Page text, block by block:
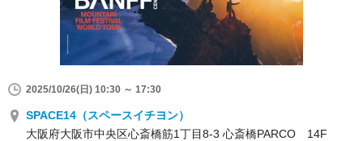
2025/10/26(日) 10:30 ～ 17:30
SPACE14（スペースイチヨン）
大阪府大阪市中央区心斎橋筋1丁目8-3 心斎橋PARCO 14F